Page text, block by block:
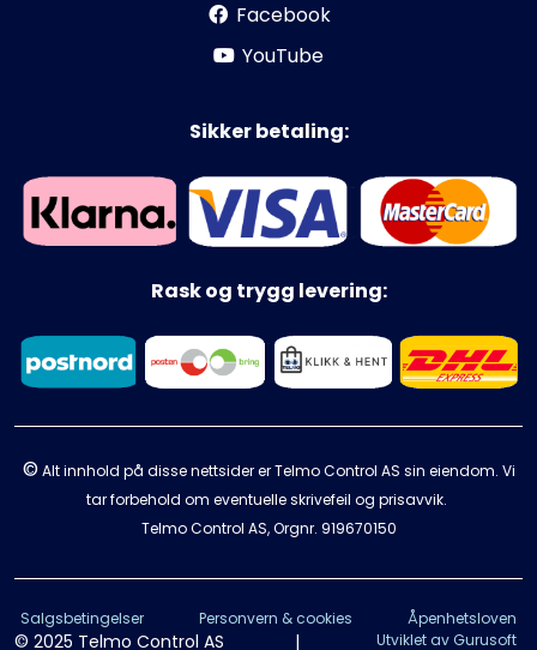
Facebook
YouTube
Sikker betaling:
Rask og trygg levering:
© Alt innhold på disse nettsider er Telmo Control AS sin eiendom. Vi
tar forbehold om eventuelle skrivefeil og prisavvik.
Telmo Control AS, Orgnr. 919670150
Salgsbetingelser Personvern & cookies Åpenhetsloven
© 2025 Telmo Control AS | Utviklet av Gurusoft